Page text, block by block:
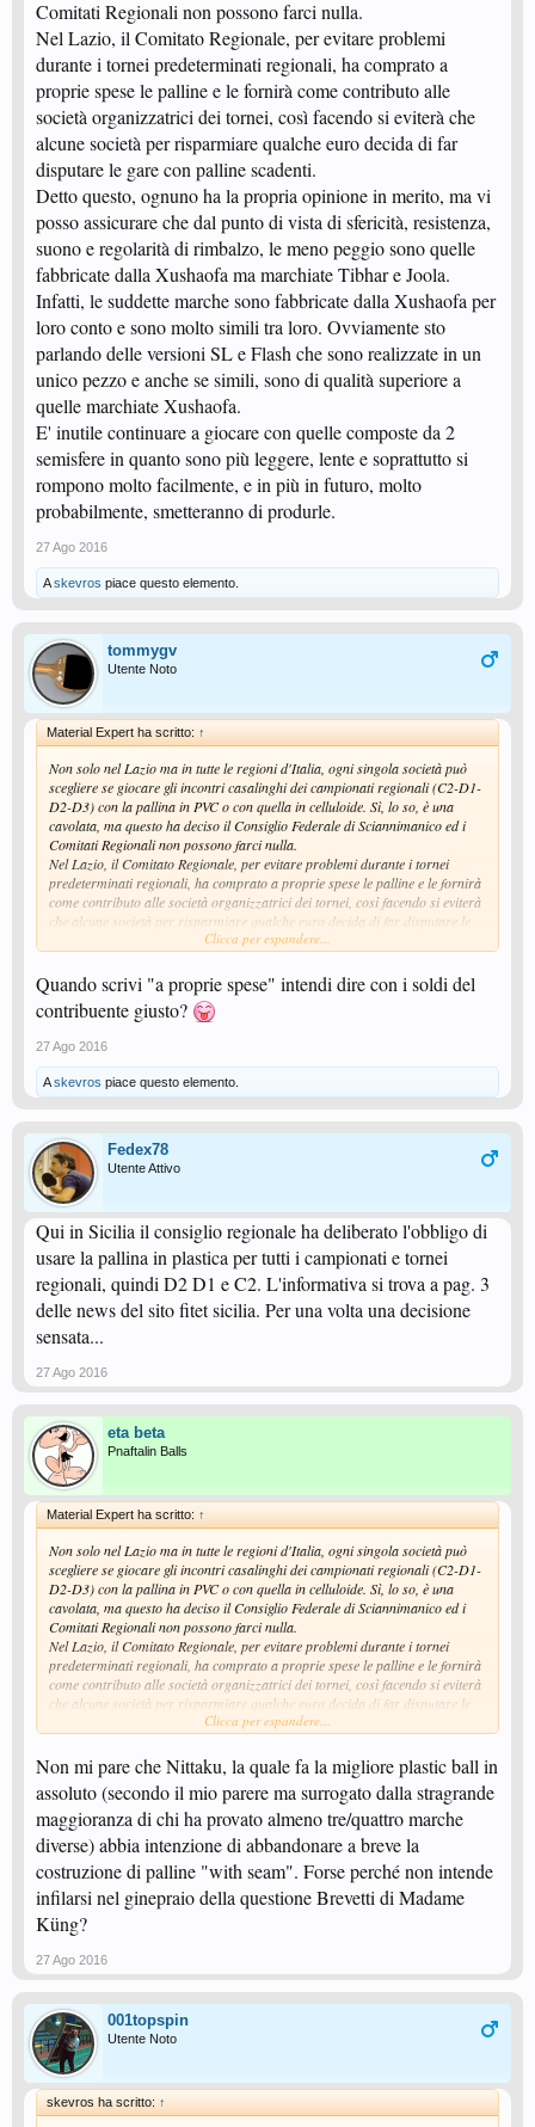
Comitati Regionali non possono farci nulla.
Nel Lazio, il Comitato Regionale, per evitare problemi
durante i tornei predeterminati regionali, ha comprato a
proprie spese le palline e le fornirà come contributo alle
società organizzatrici dei tornei, così facendo si eviterà che
alcune società per risparmiare qualche euro decida di far
disputare le gare con palline scadenti.
Detto questo, ognuno ha la propria opinione in merito, ma vi
posso assicurare che dal punto di vista di sfericità, resistenza,
suono e regolarità di rimbalzo, le meno peggio sono quelle
fabbricate dalla Xushaofa ma marchiate Tibhar e Joola.
Infatti, le suddette marche sono fabbricate dalla Xushaofa per
loro conto e sono molto simili tra loro. Ovviamente sto
parlando delle versioni SL e Flash che sono realizzate in un
unico pezzo e anche se simili, sono di qualità superiore a
quelle marchiate Xushaofa.
E' inutile continuare a giocare con quelle composte da 2
semisfere in quanto sono più leggere, lente e soprattutto si
rompono molto facilmente, e in più in futuro, molto
probabilmente, smetteranno di produrle.
27 Ago 2016
Askevros piace questo elemento.
tommygv
Utente Noto
Material Expert ha scritto: ↑
Non solo nel Lazio ma in tutte le regioni d'Italia, ogni singola società può
scegliere se giocare gli incontri casalinghi dei campionati regionali (C2-D1-
D2-D3) con la pallina in PVC o con quella in celluloide. Sì, lo so, è una
cavolata, ma questo ha deciso il Consiglio Federale di Sciannimanico ed i
Comitati Regionali non possono farci nulla.
Nel Lazio, il Comitato Regionale, per evitare problemi durante i tornei
predeterminati regionali, ha comprato a proprie spese le palline e le fornirà
come contributo alle società organizzatrici dei tornei, così facendo si eviterà
che alcune società per risparmiare qualche euro decida di far disputare le
assicurare che dal punto di vista di sfericità, resistenza, suono e regolarità
di rimbalzo, le meno peggio sono quelle fabbricate dalla Xushaofa ma
marchiate Tibhar e Joola. Infatti, le suddette marche sono fabbricate dalla
parlando delle versioni SL e Flash che sono realizzate in un unico pezzo e
anche se simili, sono di qualità superiore a quelle marchiate Xushaofa.
E' inutile continuare a giocare con quelle composte da 2 semisfere in quanto
sono più leggere, lente e soprattutto si rompono molto facilmente, e in più in
futuro, molto probabilmente, smetteranno di produrle.
Clicca per espandere...
Quando scrivi "a proprie spese" intendi dire con i soldi del
contribuente giusto?
27 Ago 2016
Askevros piace questo elemento.
Fedex78
Utente Attivo
Qui in Sicilia il consiglio regionale ha deliberato l'obbligo di
usare la pallina in plastica per tutti i campionati e tornei
regionali, quindi D2 D1 e C2. L'informativa si trova a pag. 3
delle news del sito fitet sicilia. Per una volta una decisione
sensata...
27 Ago 2016
eta beta
Pnaftalin Balls
Material Expert ha scritto: ↑
Non solo nel Lazio ma in tutte le regioni d'Italia, ogni singola società può
scegliere se giocare gli incontri casalinghi dei campionati regionali (C2-D1-
D2-D3) con la pallina in PVC o con quella in celluloide. Sì, lo so, è una
cavolata, ma questo ha deciso il Consiglio Federale di Sciannimanico ed i
Comitati Regionali non possono farci nulla.
Nel Lazio, il Comitato Regionale, per evitare problemi durante i tornei
predeterminati regionali, ha comprato a proprie spese le palline e le fornirà
come contributo alle società organizzatrici dei tornei, così facendo si eviterà
che alcune società per risparmiare qualche euro decida di far disputare le
assicurare che dal punto di vista di sfericità, resistenza, suono e regolarità
di rimbalzo, le meno peggio sono quelle fabbricate dalla Xushaofa ma
marchiate Tibhar e Joola. Infatti, le suddette marche sono fabbricate dalla
Xushaofa per loro conto e sono molto simili tra loro. Ovviamente sto
parlando delle versioni SL e Flash che sono realizzate in un unico pezzo e
anche se simili, sono di qualità superiore a quelle marchiate Xushaofa.
E' inutile continuare a giocare con quelle composte da 2 semisfere in quanto
sono più leggere, lente e soprattutto si rompono molto facilmente, e in più in
futuro, molto probabilmente, smetteranno di produrle.
Clicca per espandere...
Non mi pare che Nittaku, la quale fa la migliore plastic ball in
assoluto (secondo il mio parere ma surrogato dalla stragrande
maggioranza di chi ha provato almeno tre/quattro marche
diverse) abbia intenzione di abbandonare a breve la
costruzione di palline "with seam". Forse perché non intende
infilarsi nel ginepraio della questione Brevetti di Madame
Küng?
27 Ago 2016
001topspin
Utente Noto
skevros ha scritto: ↑